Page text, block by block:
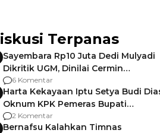
Terpanas
Sayembara Rp10 Juta Dedi Mulyadi
Dikritik UGM, Dinilai Cermin
Gagalnya Negara Jamin Keamanan
6 Komentar
Harta Kekayaan Iptu Setya Budi
Oknum KPK Pemeras Bupati
Pemalang
2 Komentar
Bernafsu Kalahkan Timnas